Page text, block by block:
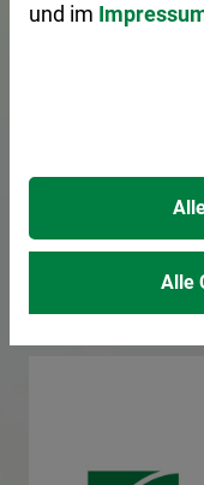
für
und
25.03.2026
und im
Alle